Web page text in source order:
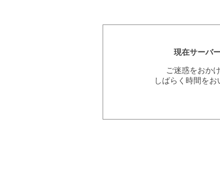
現在サーバ
ご迷惑をおか
しばらく時間を